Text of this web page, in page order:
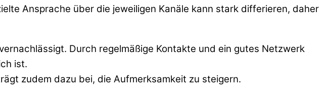
Ansprache über die jeweiligen Kanäle kann stark differieren, daher
Durch regelmäßige Kontakte und ein gutes Netzwerk
ist.
zudem dazu bei, die Aufmerksamkeit zu steigern.